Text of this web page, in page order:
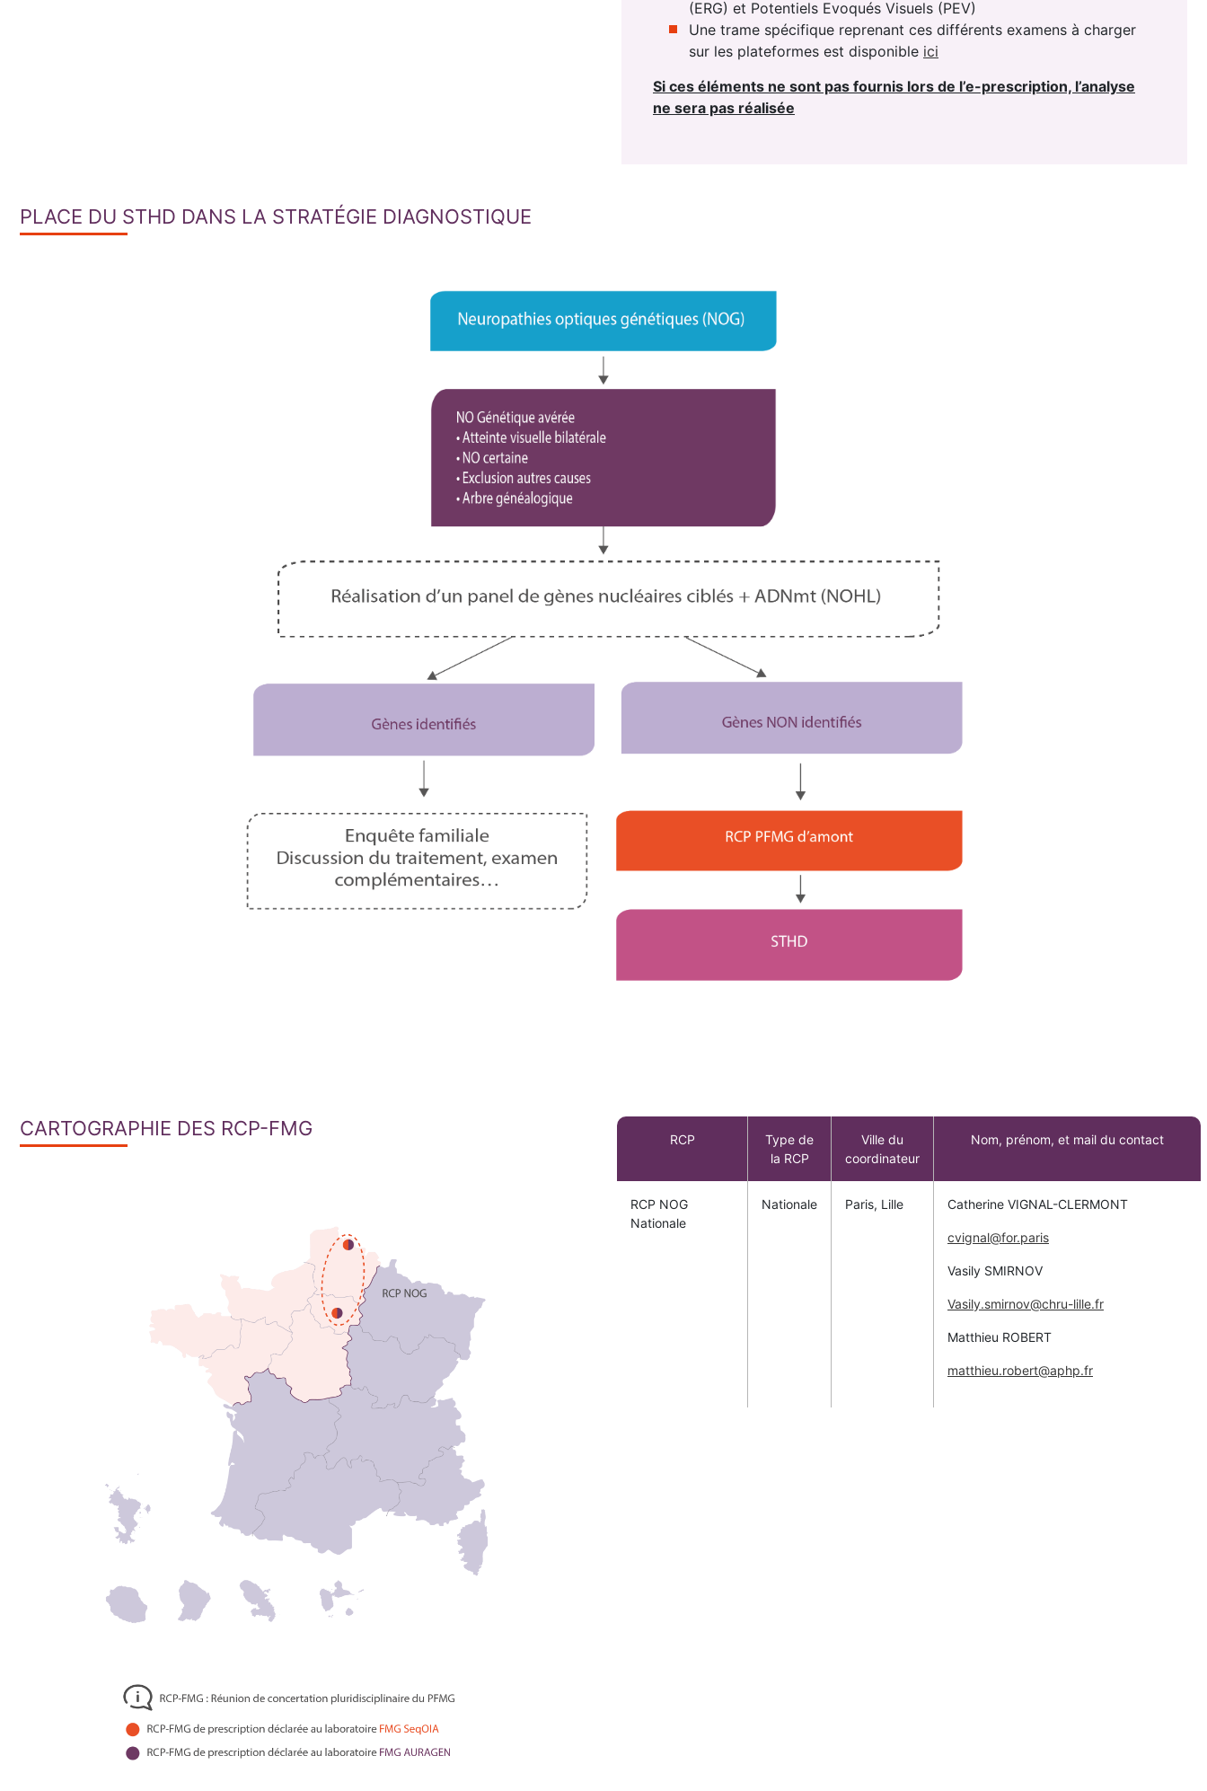
(ERG) et Potentiels Evoqués Visuels (PEV)
Une trame spécifique reprenant ces différents examens à charger
sur les plateformes est disponible ici
Si ces éléments ne sont pas fournis lors de l’e-prescription, l’analyse
ne sera pas réalisée
PLACE DU STHD DANS LA STRATÉGIE DIAGNOSTIQUE
CARTOGRAPHIE DES RCP-FMG RCP
Type de
la RCP
Ville du
coordinateur
Nom, prénom, et mail du contact
RCP NOG
Nationale
Nationale Paris, Lille Catherine VIGNAL-CLERMONT
cvignal@for.paris
Vasily SMIRNOV
Vasily.smirnov@chru-lille.fr
Matthieu ROBERT
matthieu.robert@aphp.fr